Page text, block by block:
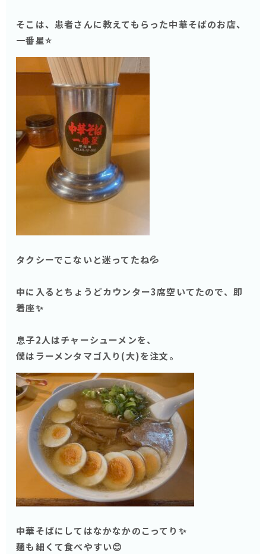
そこは、患者さんに教えてもらった中華そばのお店、
一番星⭐️
タクシーでこないと迷ってたね💦
中に入るとちょうどカウンター3席空いてたので、即
着座✨
息子2人はチャーシューメンを、
僕はラーメンタマゴ入り(大)を注文。
中華そばにしてはなかなかのこってり✨
麺も細くて食べやすい😊